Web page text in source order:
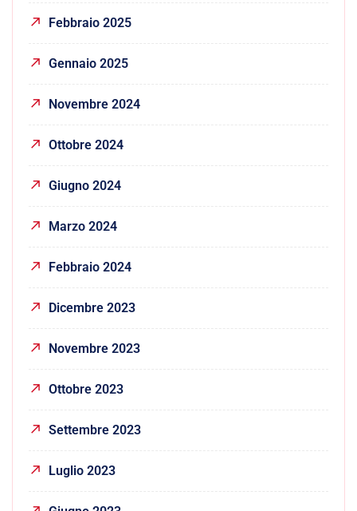
Febbraio 2025
Gennaio 2025
Novembre 2024
Ottobre 2024
Giugno 2024
Marzo 2024
Febbraio 2024
Dicembre 2023
Novembre 2023
Ottobre 2023
Settembre 2023
Luglio 2023